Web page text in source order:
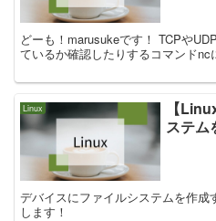
どーも！marusukeです！ TCPや
ているか確認したりするコマンドnc
Linux
【
ステム
デバイスにファイルシステムを作
します！